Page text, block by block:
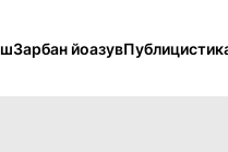
Зарбан йоазув